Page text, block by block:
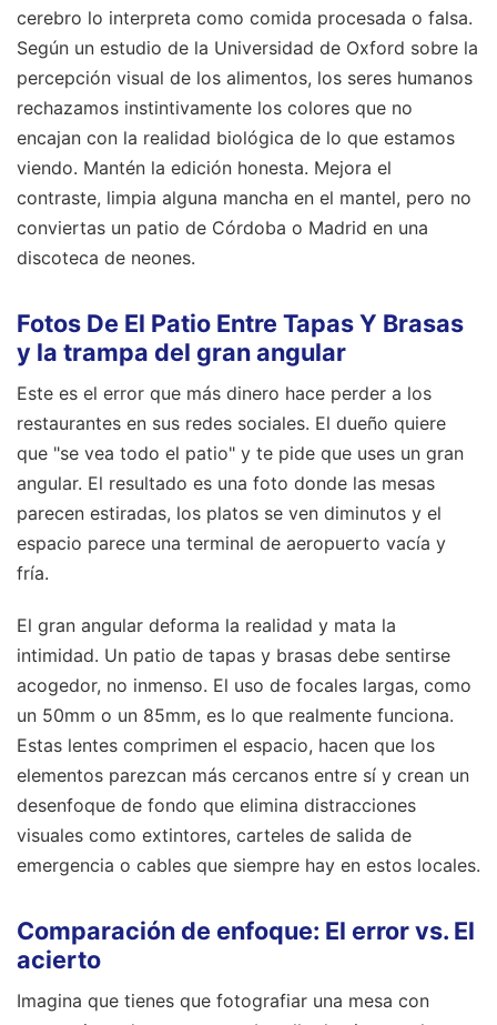
cerebro lo interpreta como comida procesada o falsa.
Según un estudio de la Universidad de Oxford sobre la
percepción visual de los alimentos, los seres humanos
rechazamos instintivamente los colores que no
encajan con la realidad biológica de lo que estamos
viendo. Mantén la edición honesta. Mejora el
contraste, limpia alguna mancha en el mantel, pero no
conviertas un patio de Córdoba o Madrid en una
discoteca de neones.
Fotos De El Patio Entre Tapas Y Brasas
y la trampa del gran angular
Este es el error que más dinero hace perder a los
restaurantes en sus redes sociales. El dueño quiere
que "se vea todo el patio" y te pide que uses un gran
angular. El resultado es una foto donde las mesas
parecen estiradas, los platos se ven diminutos y el
espacio parece una terminal de aeropuerto vacía y
fría.
El gran angular deforma la realidad y mata la
intimidad. Un patio de tapas y brasas debe sentirse
acogedor, no inmenso. El uso de focales largas, como
un 50mm o un 85mm, es lo que realmente funciona.
Estas lentes comprimen el espacio, hacen que los
elementos parezcan más cercanos entre sí y crean un
desenfoque de fondo que elimina distracciones
visuales como extintores, carteles de salida de
emergencia o cables que siempre hay en estos locales.
Comparación de enfoque: El error vs. El
acierto
Imagina que tienes que fotografiar una mesa con